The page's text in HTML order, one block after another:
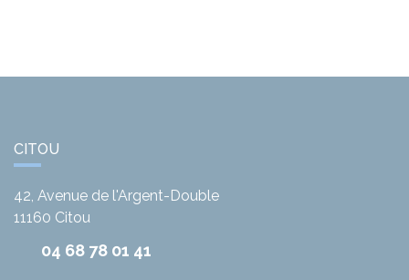
CITOU
42, Avenue de l'Argent-Double
11160 Citou
04 68 78 01 41